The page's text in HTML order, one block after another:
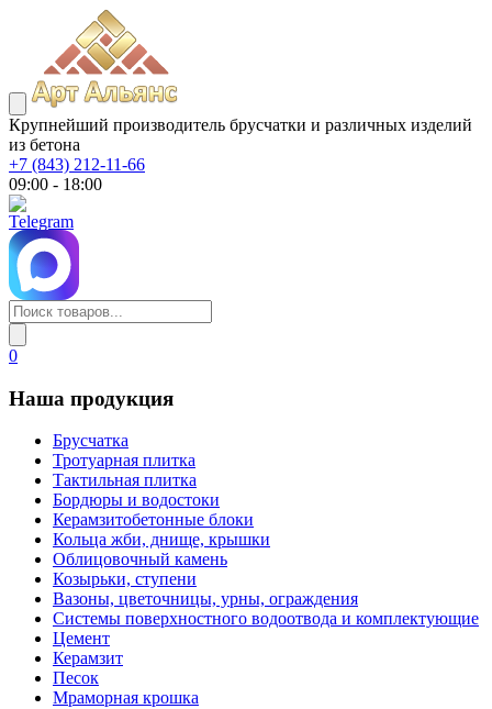
Крупнейший производитель брусчатки и различных изделий
из бетона
+7 (843) 212-11-66
09:00 - 18:00
0
Наша продукция
Брусчатка
Тротуарная плитка
Тактильная плитка
Бордюры и водостоки
Керамзитобетонные блоки
Кольца жби, днище, крышки
Облицовочный камень
Козырьки, ступени
Вазоны, цветочницы, урны, ограждения
Системы поверхностного водоотвода и комплектующие
Цемент
Керамзит
Песок
Мраморная крошка